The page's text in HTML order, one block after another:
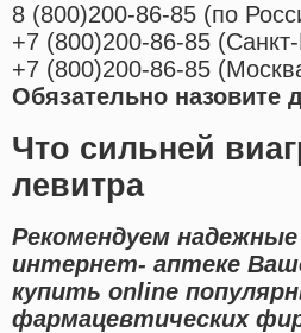
8 (800)200-86-85 (по
+7 (800)200-86-85 (
+7 (800)200-86-85 (
Обязательно назовите
Что сильней
левитра
Рекомендуем
интернет- аптеке
купить online
фармацевтических